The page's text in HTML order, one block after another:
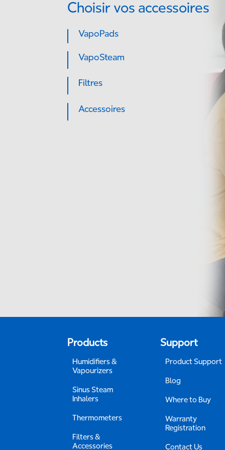
Choisir vos accessoires
VapoPads
VapoSteam
Filtres
Accessoires
Products
Humidifiers &
Vapourizers
Sinus Steam
Inhalers
Thermometers
Filters &
Accessories
Support
Product Support
Blog
Where to Buy
Warranty
Registration
Contact Us